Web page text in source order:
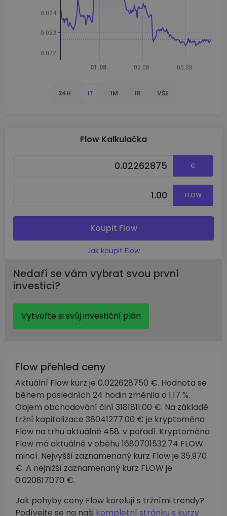
24H 1T 1M 1R VŠE
Flow Kalkulačka
€
FLOW
Koupit Flow
Jak koupit Flow
Nedaří se vám vybrat svou první
investici?
Vytvořte si svůj investiční plán
Flow přehled ceny
Aktuální Flow kurz je 0.022628750 €. Hodnota se
během posledních 24 hodin změnila o 1.17 %.
Objem obchodování činí 3181811.00 €. Na základě
tržní kapitalizace 38041277.00 € je kryptoměna
Flow na trhu aktuálně 458. v pořadí. Kryptoměna
Flow má aktuálně v oběhu 1680701532.74 FLOW
mincí. Nejvyšší zaznamenaný kurz Flow je 35.970
€. A nejnižší zaznamenaný kurz FLOW je
0.020817070 €.
Jak pohyby ceny Flow korelují s tržními trendy?
Podívejte se na naši kompletní stránku s kurzy